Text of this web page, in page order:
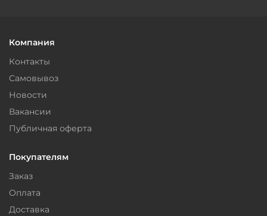
Компания
Контакты
Самовывоз
Новости
Вакансии
Публичная оферта
Покупателям
Заказ
Оплата
Доставка